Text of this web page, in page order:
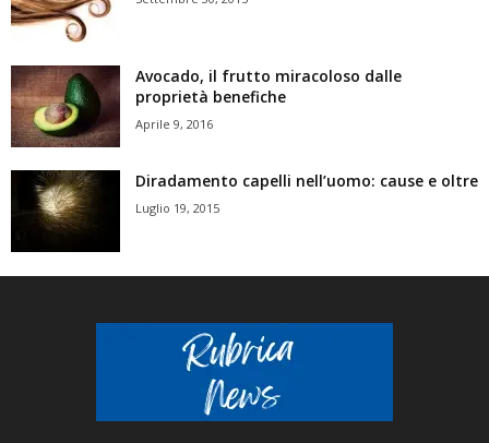
Avocado, il frutto miracoloso dalle
proprietà benefiche
Aprile 9, 2016
Diradamento capelli nell’uomo: cause e oltre
Luglio 19, 2015